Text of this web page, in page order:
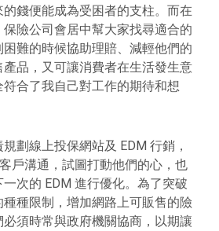
錢便能成為受困者的支柱。而在
險公司會居中幫大家找尋適合的
難的時候協助理賠、減輕他們的
品，又可讓消費者在生活發生意
合了我自己對工作的期待和想
劃線上投保網站及 EDM 行銷，
戶溝通，試圖打動他們的心，也
次的 EDM 進行優化。為了突破
種限制，增加網路上可販售的險
須時常與政府機關協商，以期讓